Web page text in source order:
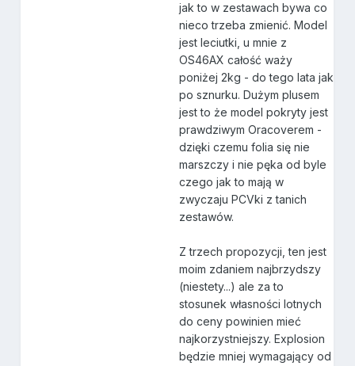
jak to w zestawach bywa co
nieco trzeba zmienić. Model
jest leciutki, u mnie z
OS46AX całość waży
poniżej 2kg - do tego lata jak
po sznurku. Dużym plusem
jest to że model pokryty jest
prawdziwym Oracoverem -
dzięki czemu folia się nie
marszczy i nie pęka od byle
czego jak to mają w
zwyczaju PCVki z tanich
zestawów.
Z trzech propozycji, ten jest
moim zdaniem najbrzydszy
(niestety...) ale za to
stosunek własności lotnych
do ceny powinien mieć
najkorzystniejszy. Explosion
będzie mniej wymagający od